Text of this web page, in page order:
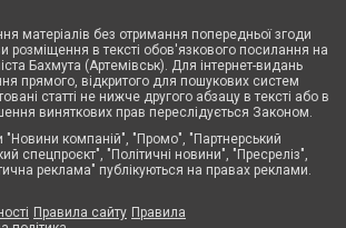
матеріалів без отримання попередньої згоди
розміщення в тексті обов'язкового посилання на
Бахмута (Артемівськ). Для інтернет-видань
прямого, відкритого для пошукових систем
статті не нижче другого абзацу в тексті або в
виняткових прав переслідується Законом.
"Новини компаній", "Промо", "Партнерський
спецпроєкт", "Політичні новини", "Пресреліз",
реклама" публікуються на правах реклами.
Правила сайту Правила